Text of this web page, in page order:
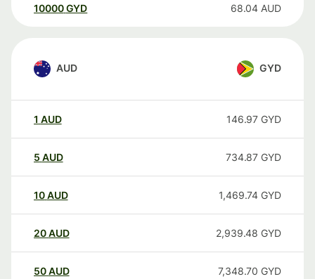
10000 GYD 68.04 AUD
AUD GYD
1 AUD 146.97 GYD
5 AUD 734.87 GYD
10AUD 1,469.74 GYD
20AUD 2,939.48 GYD
50AUD 7,348.70 GYD